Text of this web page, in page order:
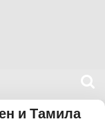
и Тамила